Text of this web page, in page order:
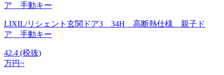
LIXIL/リシェント玄関ドア3 34H 高断熱仕様 親子ド
ア 手動キー
42.4 (税抜)
万円~